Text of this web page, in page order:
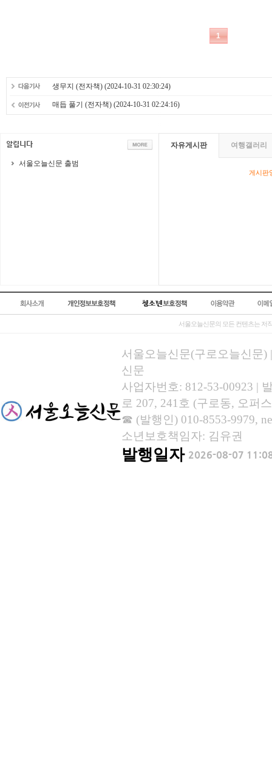
생무지 (전자책) (2024-10-31 02:30:24)
매듭 풀기 (전자책) (2024-10-31 02:24:16)
서울오늘신문 출범
자유게시판 여행갤러리
게시판
서울오늘신문의 모든 컨텐츠는 저
서울오늘신문(구로오늘신문)
신문
사업자번호: 812-53-00923 |
로 207, 241호 (구로동, 오퍼
☎ (발행인) 010-8553-9979,
소년보호책임자: 김유권
발행일자